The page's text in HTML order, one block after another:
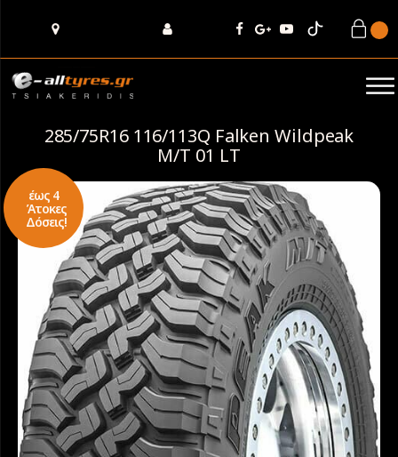
285/75R16 116/113Q Falken Wildpeak
M/T 01 LT
έως 4
Άτοκες
Δόσεις!